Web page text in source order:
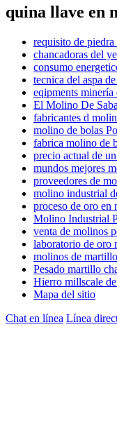
quina llave en
requisito de
chancadoras del
consumo
tecnica del aspa
eqipments minería
El Molino De
fabricantes d
molino de bolas
fabrica molino de
precio actual de
mundos mejores
proveedores de
molino industrial
proceso de oro en
Molino Industrial
venta de molinos
laboratorio de oro
molinos de
Pesado martillo
Hierro millscale
Mapa del sitio
Chat en línea Línea